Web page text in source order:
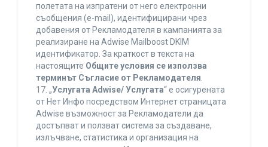
полетата на изпратени от него електронни
съобщения (e-mail), идентифицирани чрез
добавения от Рекламодателя в кампанията за
реализиране на Adwise Mailboost DKIM
идентификатор. За краткост в текста на
настоящите Общите условия се използва
терминът Съгласие от Рекламодателя.
17. „Услугата Adwise/ Услугата“ е осигурената
от Нет Инфо посредством Интернет страницата
Adwise възможност за Рекламодатели да
достъпват и ползват система за създаване,
излъчване, статистика и организация на